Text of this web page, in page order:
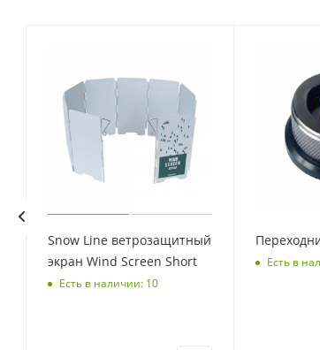
Snow Line ветрозащитный
экран Wind Screen Short
Есть в наличии: 10
Есть в